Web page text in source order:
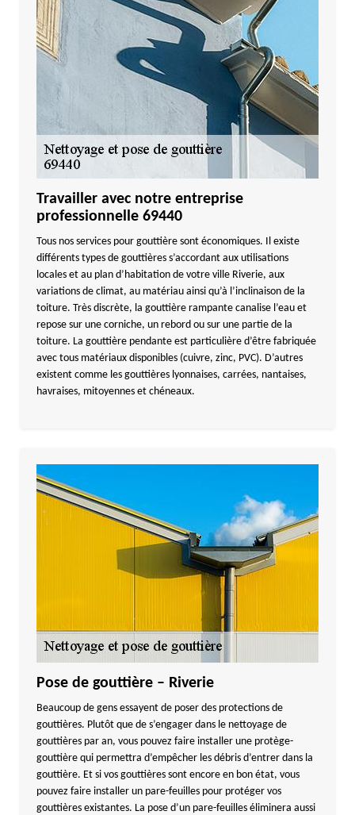
Travailler avec notre entreprise
professionnelle 69440
Tous nos services pour gouttière sont économiques. Il existe
différents types de gouttières s’accordant aux utilisations
locales et au plan d’habitation de votre ville Riverie, aux
variations de climat, au matériau ainsi qu’à l’inclinaison de la
toiture. Très discrète, la gouttière rampante canalise l’eau et
repose sur une corniche, un rebord ou sur une partie de la
toiture. La gouttière pendante est particulière d’être fabriquée
avec tous matériaux disponibles (cuivre, zinc, PVC). D’autres
existent comme les gouttières lyonnaises, carrées, nantaises,
havraises, mitoyennes et chéneaux.
Pose de gouttière – Riverie
Beaucoup de gens essayent de poser des protections de
gouttières. Plutôt que de s’engager dans le nettoyage de
gouttières par an, vous pouvez faire installer une protège-
gouttière qui permettra d’empêcher les débris d’entrer dans la
gouttière. Et si vos gouttières sont encore en bon état, vous
pouvez faire installer un pare-feuilles pour protéger vos
gouttières existantes. La pose d’un pare-feuilles éliminera aussi